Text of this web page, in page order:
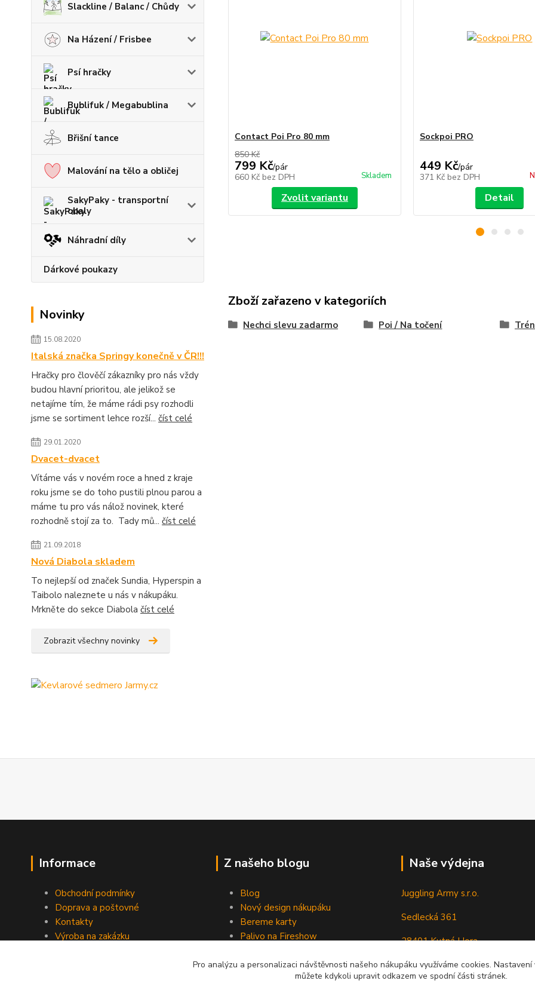
Slackline / Balanc / Chůdy
Na Házení / Frisbee
Psí hračky
Bublifuk / Megabublina
Břišní tance
Malování na tělo a obličej
SakyPaky - transportní
obaly
Náhradní díly
Dárkové poukazy
Novinky
15.08.2020
Italská značka Springy konečně v ČR!!!
Hračky pro člověčí zákazníky pro nás vždy
budou hlavní prioritou, ale jelikož se
netajíme tím, že máme rádi psy rozhodli
jsme se sortiment lehce rozší... číst celé
29.01.2020
Dvacet-dvacet
Vítáme vás v novém roce a hned z kraje
roku jsme se do toho pustili plnou parou a
máme tu pro vás nálož novinek, které
rozhodně stojí za to. Tady mů... číst celé
21.09.2018
Nová Diabola skladem
To nejlepší od značek Sundia, Hyperspin a
Taibolo naleznete u nás v nákupáku.
Mrkněte do sekce Diabola číst celé
Zobrazit všechny novinky
Contact Poi Pro 80 mm
850 Kč
799 Kč/pár
660 Kč bez DPH Skladem
Zvolit variantu
Sockpoi PRO
449 Kč/pár
371 Kč bez DPH
Detail
Zboží zařazeno v kategoriích
Nechci slevu zadarmo Poi / Na točení
Informace
Obchodní podmínky
Doprava a poštovné
Kontakty
Výroba na zakázku
Z našeho blogu
Blog
Nový design nákupáku
Bereme karty
Palivo na Fireshow
Naše výdejna
Juggling Army s.r.o.
Sedlecká 361
28401 Kutná Hora
Pro analýzu a personalizaci návštěvnosti našeho nákupáku využíváme cookies.
můžete kdykoli upravit odkazem ve spodní části stránek.